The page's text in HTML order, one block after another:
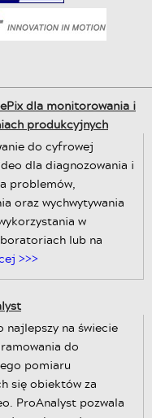
dla monitorowania i
produkcyjnych
do cyfrowej
dla diagnozowania i
problemów,
oraz wychwytywania
w
lub na
>>>
najlepszy na świecie
do
pomiaru
się obiektów za
ProAnalyst pozwala